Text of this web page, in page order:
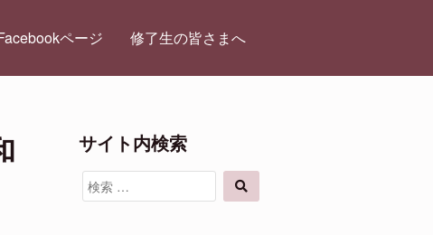
ページ 修了生の皆さまへ
サイト内検索
検
索
索